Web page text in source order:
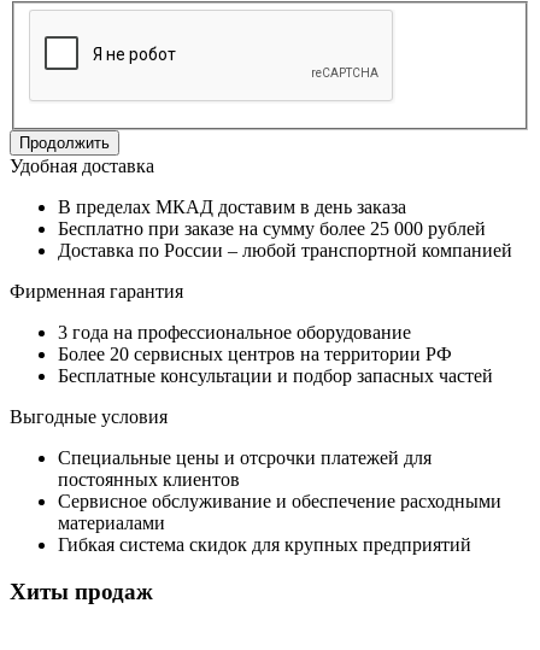
Продолжить
Удобная доставка
В пределах МКАД доставим в день заказа
Бесплатно при заказе на сумму более 25 000 рублей
Доставка по России – любой транспортной компанией
Фирменная гарантия
3 года на профессиональное оборудование
Более 20 сервисных центров на территории РФ
Бесплатные консультации и подбор запасных частей
Выгодные условия
Специальные цены и отсрочки платежей для
постоянных клиентов
Сервисное обслуживание и обеспечение расходными
материалами
Гибкая система скидок для крупных предприятий
Хиты продаж